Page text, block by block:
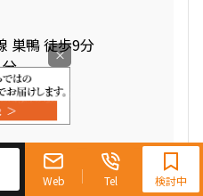
Web Tel
719
水曜定休）
検討中
円
フリーレント
巣鴨 徒歩9分
×